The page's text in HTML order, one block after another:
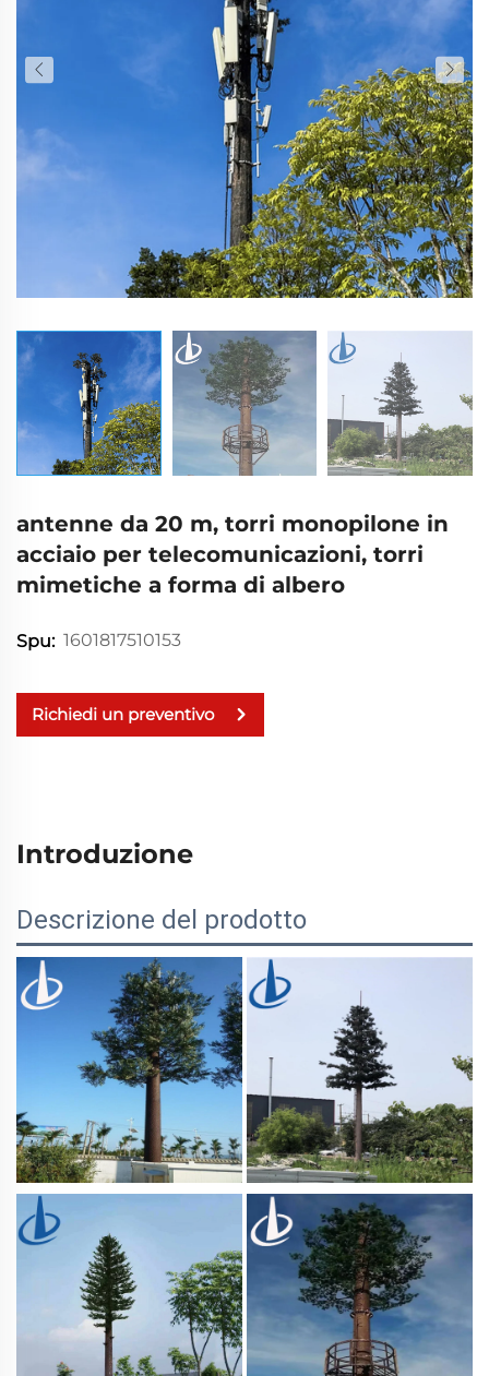
antenne da 20 m, torri monopilone in
acciaio per telecomunicazioni, torri
mimetiche a forma di albero
Spu: 1601817510153
Richiedi un preventivo
Introduzione
Descrizione del prodotto